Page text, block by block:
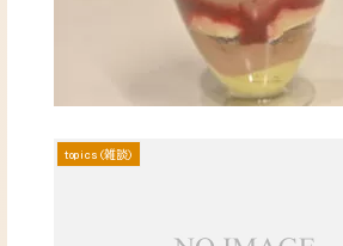
topics(雑談)